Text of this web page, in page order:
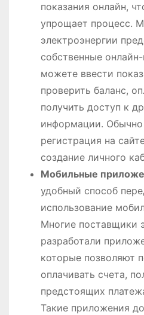
показания онлайн,
упрощает процесс.
электроэнергии
собственные
можете ввести
проверить баланс,
получить доступ к
информации. Обычно
регистрация на
создание личного
Мобильные
удобный способ
использование
Многие поставщики
разработали
которые позволяют
оплачивать счета,
предстоящих
Такие приложения